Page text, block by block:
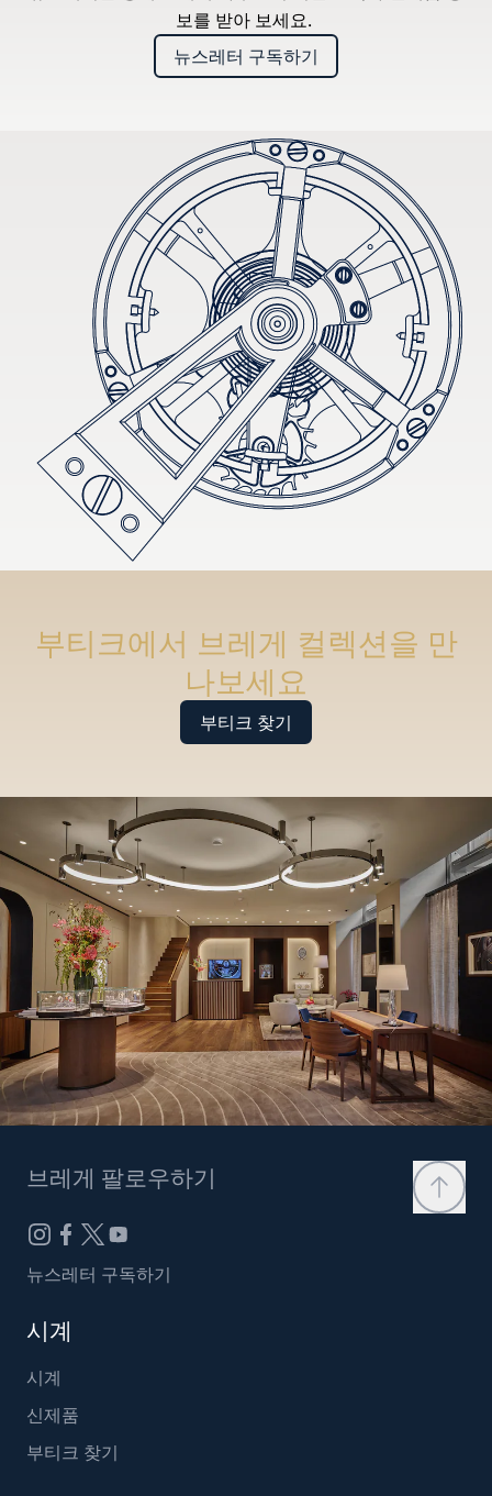
보를 받아 보세요.
뉴스레터 구독하기
부티크에서 브레게 컬렉션을 만
나보세요
부티크 찾기
브레게 팔로우하기
뉴스레터 구독하기
시계
시계
신제품
부티크 찾기